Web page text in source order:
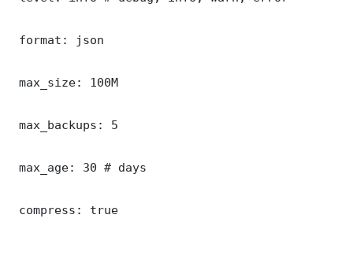
format: json
max_size: 100M
max_backups: 5
max_age: 30 # days
compress: true